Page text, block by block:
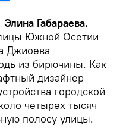
Габараева.
Южной Осетии
Джиоева
из бирючины. Как
дизайнер
городской
четырех тысяч
полосу улицы.